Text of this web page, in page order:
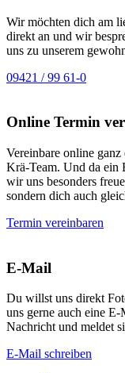
Wir möchten dich am
direkt an und wir
uns zu unserem
09421 / 99 61-0
Online Termin
Vereinbare online
Krä-Team. Und da ein
wir uns besonders
sondern dich auch
Termin vereinbaren
E-Mail
Du willst uns direkt
uns gerne auch eine
Nachricht und meldet
E-Mail schreiben